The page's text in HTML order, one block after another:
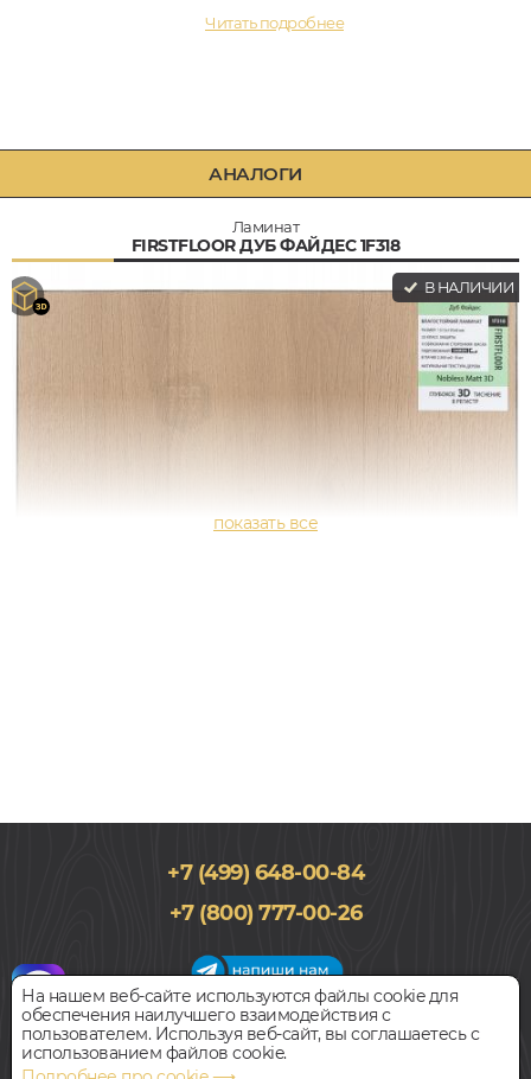
Читать подробнее
АНАЛОГИ
Ламинат
FIRSTFLOOR ДУБ ФАЙДЕС 1F318
В НАЛИЧИИ
195x1515, 8мм
33 класс, Дуб, Однополосный, Влагостойкий
Цена за 1 м² 2 550руб.
БЫСТРЫЙ ЗАКАЗ КУПИТЬ
+7 (499) 648-00-84
+7 (800) 777-00-26
График работы салона
Пн-Вс с 09:00 до 21:00
Наш адрес:127018, г. Москва,
На нашем веб-сайте используются файлы cookie для
обеспечения наилучшего взаимодействия с
пользователем. Используя веб-сайт, вы соглашаетесь с
использованием файлов cookie.